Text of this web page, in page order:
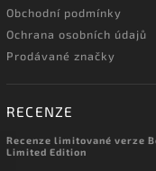
Obchodní podmínky
Ochrana osobních údajů
Prodávané značky
RECENZE
Recenze limitované verze
Limited Edition